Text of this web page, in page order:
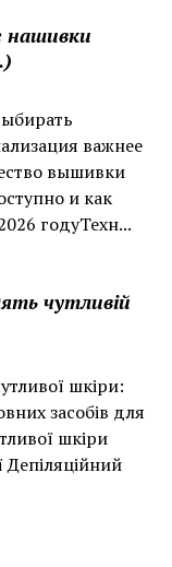
нашивки
важнее
вышивки
и как
годуТехн...
чутливій
шкіри:
засобів для
шкіри
Депіляційний